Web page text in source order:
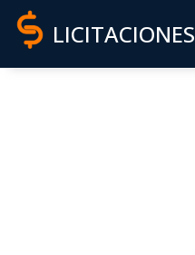
LICITACIONES